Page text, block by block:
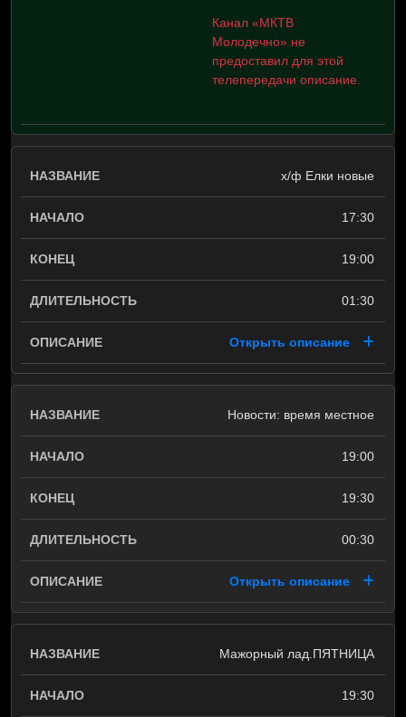
Канал «МКТВ
Молодечно» не
предоставил для этой
телепередачи описание.
х/ф Елки новые
17:30
19:00
01:30
Открыть описание
Новости: время местное
19:00
19:30
00:30
Открыть описание
Мажорный лад.ПЯТНИЦА
19:30